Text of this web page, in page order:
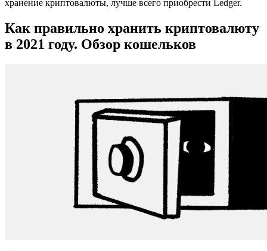
хранение криптовалюты, лучше всего приобрести Ledger.
Как правильно хранить криптовалюту
в 2021 году. Обзор кошельков